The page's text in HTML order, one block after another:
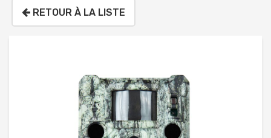
RETOUR À LA LISTE